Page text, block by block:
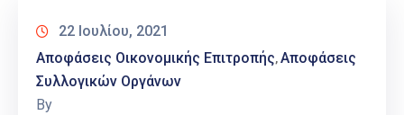
22 Ιουλίου, 2021
Αποφάσεις Οικονομικής Επιτροπής‚Αποφάσεις
Συλλογικών Οργάνων
By